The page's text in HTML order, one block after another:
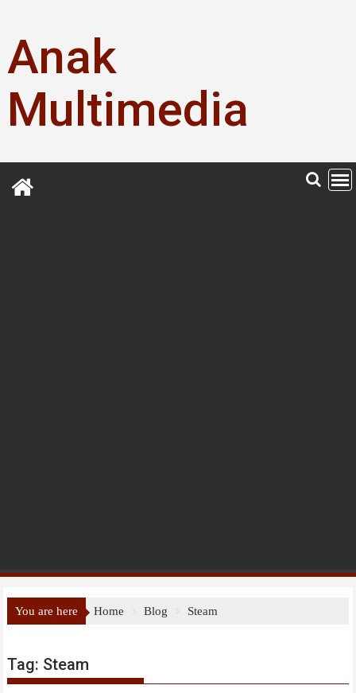
content
Anak
Multimedia
You are here Home Blog Steam
Tag: Steam